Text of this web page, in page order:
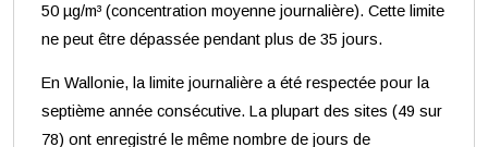
50 µg/m³ (concentration moyenne journalière). Cette limite
ne peut être dépassée pendant plus de 35 jours.
En Wallonie, la limite journalière a été respectée pour la
septième année consécutive. La plupart des sites (49 sur
78) ont enregistré le même nombre de jours de